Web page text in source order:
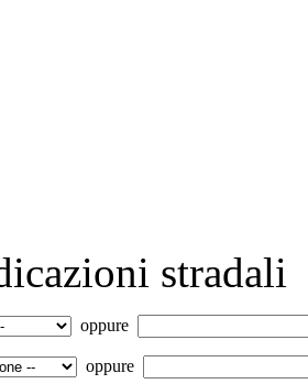
stradali
oppure
oppure